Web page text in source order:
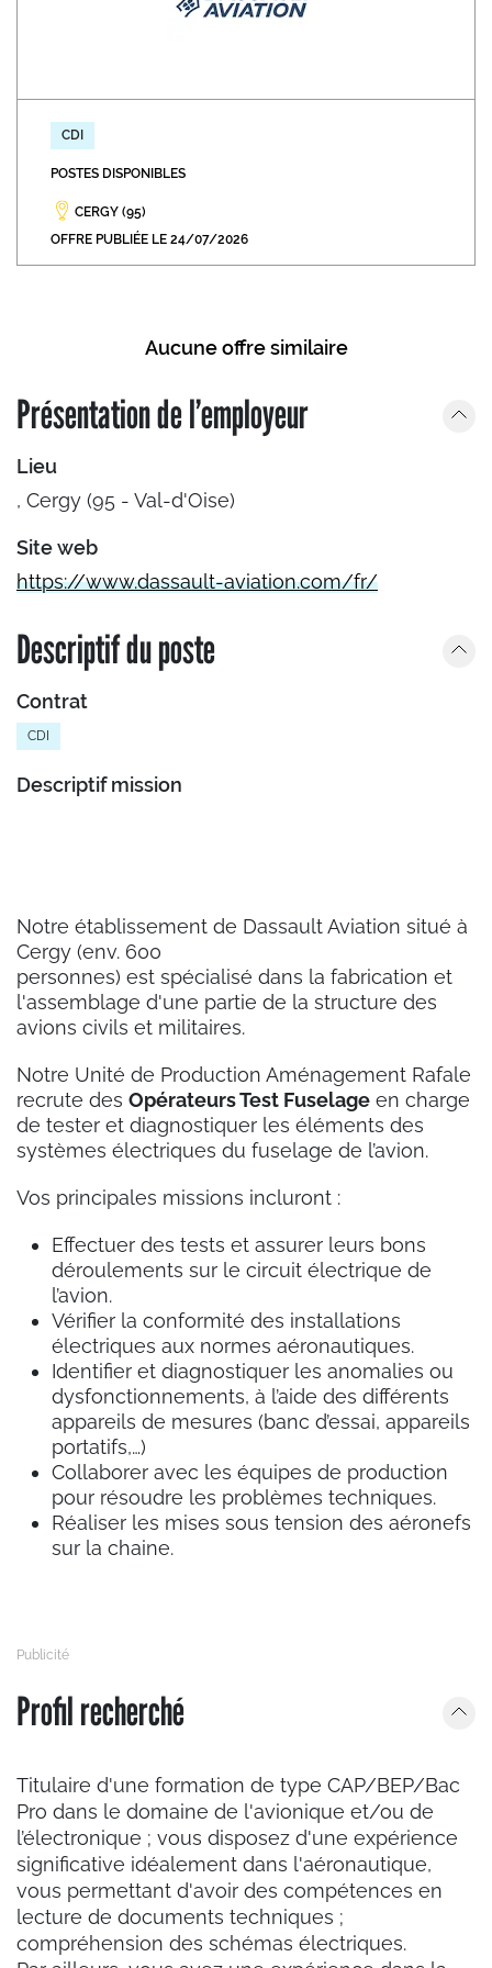
CDI
POSTES DISPONIBLES
CERGY (95)
OFFRE PUBLIÉE LE 24/07/2026
Présentation de l’employeur
Lieu
, Cergy (95 - Val-d'Oise)
Site web
https://www.dassault-aviation.com/fr/
Descriptif du poste
Contrat
CDI
Descriptif mission
Notre établissement de Dassault Aviation situé à
Cergy (env. 600
personnes) est spécialisé dans la fabrication et
l'assemblage d'une partie de la structure des
avions civils et militaires.
Notre Unité de Production Aménagement Rafale
recrute des Opérateurs Test Fuselage en charge
de tester et diagnostiquer les éléments des
systèmes électriques du fuselage de l’avion.
Vos principales missions incluront :
Effectuer des tests et assurer leurs bons
déroulements sur le circuit électrique de
l’avion.
Vérifier la conformité des installations
électriques aux normes aéronautiques.
Identifier et diagnostiquer les anomalies ou
dysfonctionnements, à l’aide des différents
appareils de mesures (banc d’essai, appareils
portatifs,…)
Collaborer avec les équipes de production
pour résoudre les problèmes techniques.
Réaliser les mises sous tension des aéronefs
sur la chaine.
Profil recherché
Titulaire d'une formation de type CAP/BEP/Bac
Pro dans le domaine de l'avionique et/ou de
l’électronique ; vous disposez d'une expérience
significative idéalement dans l'aéronautique,
vous permettant d'avoir des compétences en
lecture de documents techniques ;
compréhension des schémas électriques.
Aucune offre similaire